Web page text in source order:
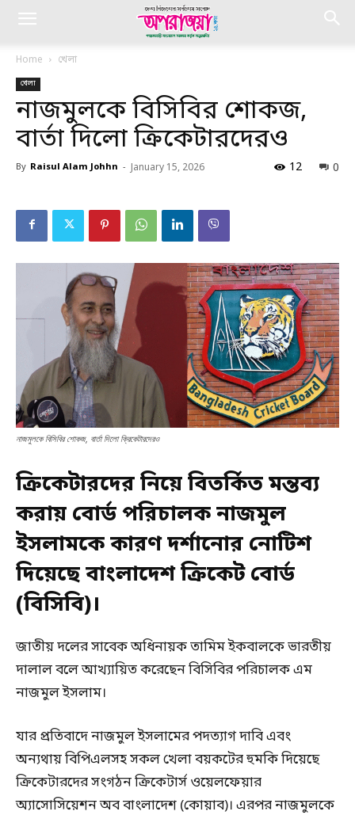
Home খেলা
খেলা
নাজমুলকে বিসিবির শোকজ,
বার্তা দিলো ক্রিকেটারদেরও
By Raisul Alam Johhn - January 15, 2026 0
12
নাজমুলকে বিসিবির শোকজ, বার্তা দিলো ক্রিকেটারদেরও
ক্রিকেটারদের নিয়ে বিতর্কিত মন্তব্য
করায় বোর্ড পরিচালক নাজমুল
ইসলামকে কারণ দর্শানোর নোটিশ
দিয়েছে বাংলাদেশ ক্রিকেট বোর্ড
(বিসিবি)।
জাতীয় দলের সাবেক অধিনায়ক তামিম ইকবালকে ভারতীয়
দালাল বলে আখ্যায়িত করেছেন বিসিবির পরিচালক এম
নাজমুল ইসলাম।
যার প্রতিবাদে নাজমুল ইসলামের পদত্যাগ দাবি এবং
অন্যথায় বিপিএলসহ সকল খেলা বয়কটের হুমকি দিয়েছে
ক্রিকেটারদের সংগঠন ক্রিকেটার্স ওয়েলফেয়ার
অ্যাসোসিয়েশন অব বাংলাদেশ (কোয়াব)। এরপর নাজমুলকে